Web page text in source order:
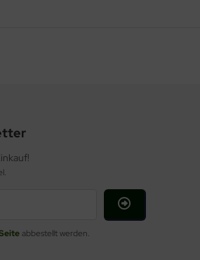
abbestellt werden.